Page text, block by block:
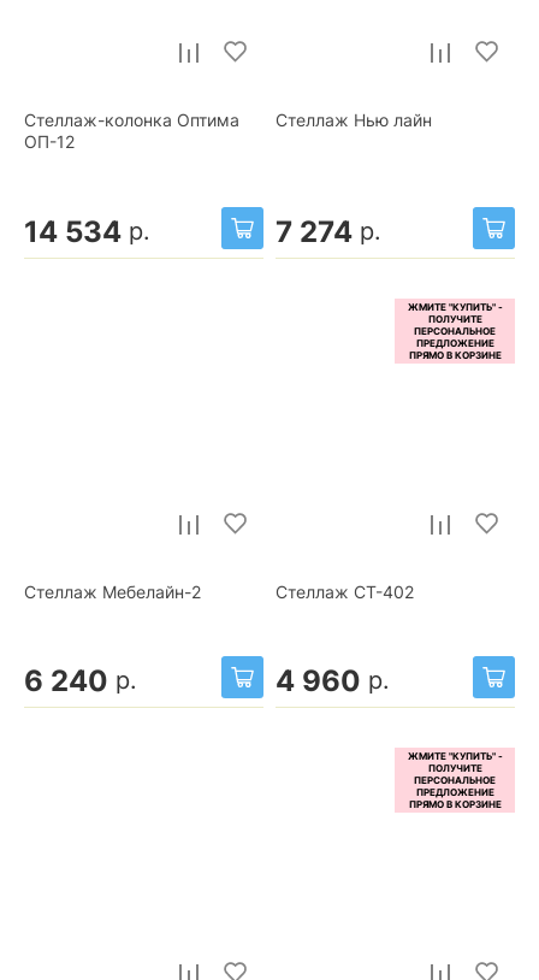
Стеллаж-колонка Оптима
ОП-12
14 534 р.
Стеллаж Нью лайн
7 274 р.
Стеллаж Мебелайн-2
6 240 р.
Стеллаж СТ-402
4 960 р.